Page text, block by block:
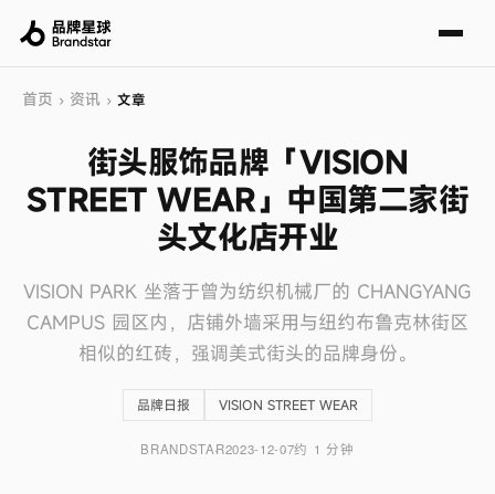
首页 › 资讯 › 文章
街头服饰品牌「VISION
STREET WEAR」中国第二家街
头文化店开业
VISION PARK 坐落于曾为纺织机械厂的 CHANGYANG
CAMPUS 园区内，店铺外墙采用与纽约布鲁克林街区
相似的红砖，强调美式街头的品牌身份。
品牌日报 VISION STREET WEAR
BRANDSTAR2023-12-07约 1 分钟